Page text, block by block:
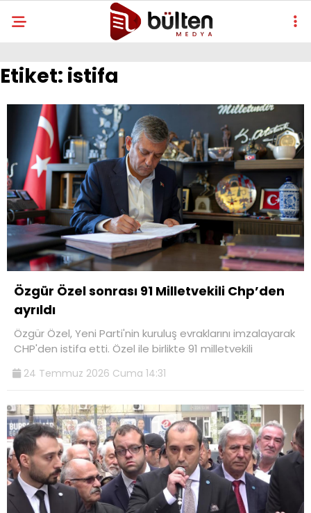
Etiket: istifa
Özgür Özel sonrası 91 Milletvekili Chp’den
ayrıldı
Özgür Özel, Yeni Parti'nin kuruluş evraklarını imzalayarak
CHP'den istifa etti. Özel ile birlikte 91 milletvekili
24 Temmuz 2026 Cuma 14:31